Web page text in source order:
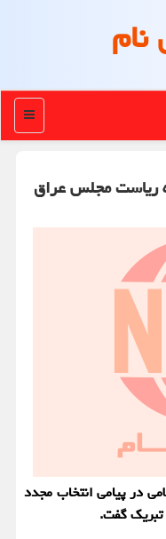
منو
ریاست مجلس عراق
در پیامی انتخاب مجدد
گفت.